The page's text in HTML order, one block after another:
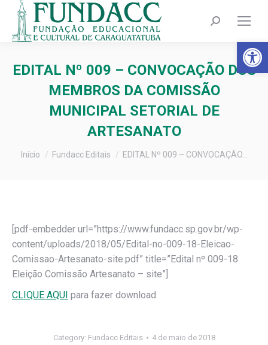
Barra de
Search:
EDITAL Nº 009 – CONVOCAÇÃO DOS
MEMBROS DA COMISSÃO
MUNICIPAL SETORIAL DE
ARTESANATO
Você está aqui:
Início Fundacc Editais EDITAL Nº 009 – CONVOCAÇÃO…
[pdf-embedder url=”https://www.fundacc.sp.gov.br/wp-
content/uploads/2018/05/Edital-no-009-18-Eleicao-
Comissao-Artesanato-site.pdf” title=”Edital nº 009-18
Eleição Comissão Artesanato – site”]
CLIQUE AQUI para fazer download
Category: Fundacc Editais 4 de maio de 2018